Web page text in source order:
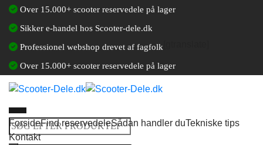
Fortsæt
indhold
Over 15.000+ scooter reservedele på lager
Sikker e-handel hos Scooter-dele.dk
Professionel webshop drevet af fagfolk
Over 15.000+ scooter reservedele på lager
Søg
efter:
ForsideFind reservedeleSådan handler duTekniske tips
Kontakt